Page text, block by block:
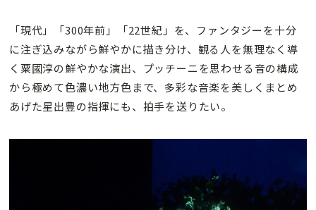
「現代」「300年前」「22世紀」を、ファンタジーを十分
に注ぎ込みながら鮮やかに描き分け、観る人を無理なく導
く粟國淳の鮮やかな演出、プッチーニを思わせる音の構成
から極めて色濃い地方色まで、多彩な音楽を美しくまとめ
あげた星出豊の指揮にも、拍手を送りたい。